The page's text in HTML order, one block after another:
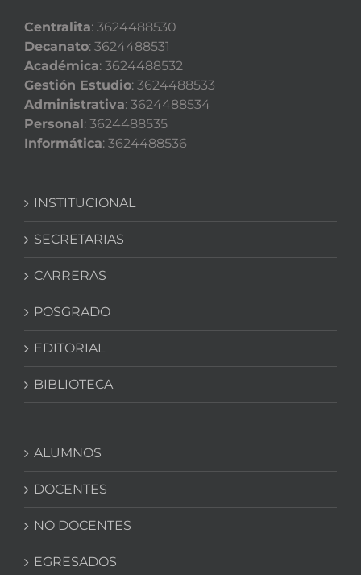
Centralita: 3624488530
Decanato: 3624488531
Académica: 3624488532
Gestión Estudio: 3624488533
Administrativa: 3624488534
Personal: 3624488535
Informática: 3624488536
INSTITUCIONAL
SECRETARIAS
CARRERAS
POSGRADO
EDITORIAL
BIBLIOTECA
ALUMNOS
DOCENTES
NO DOCENTES
EGRESADOS